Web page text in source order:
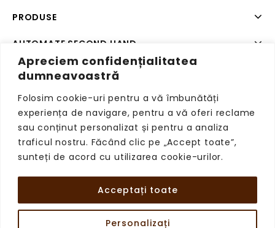
Apreciem confidențialitatea
dumneavoastră
Folosim cookie-uri pentru a vă îmbunătăți
experiența de navigare, pentru a vă oferi reclame
sau conținut personalizat și pentru a analiza
traficul nostru. Făcând clic pe „Accept toate”,
sunteți de acord cu utilizarea cookie-urilor.
Personalizați
Acceptați toate
PRODUSE
AUTOMATE SECOND HAND
SISTEME DE PLATA SECOND HAND
Copyright © 2026 VendingRetail, Toate drepturile
rezervate.